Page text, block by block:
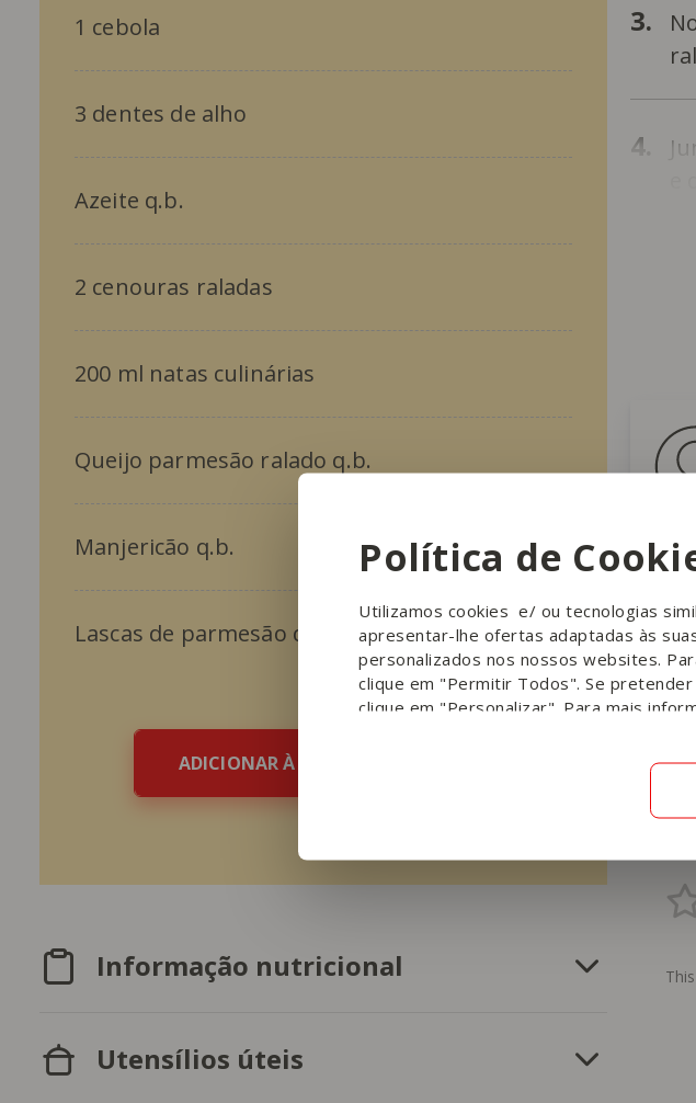
Política de
Utilizamos cookies e/ ou tecnologias
apresentar-lhe ofertas adaptadas às
personalizados nos nossos websites.
clique em "Permitir Todos". Se
clique em "Personalizar". Para mais
1 cebola
3 dentes de alho
Azeite q.b.
2 cenouras raladas
200 ml natas culinárias
Queijo parmesão ralado q.b.
Manjericão q.b.
Lascas de parmesão q.b.
ADICIONAR À LISTA DE COMPRAS
Informação nutricional
Utensílios úteis
3.
4.